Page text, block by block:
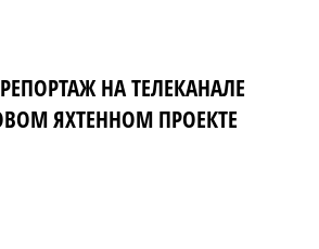
НА ТЕЛЕКАНАЛЕ
ЯХТЕННОМ ПРОЕКТЕ